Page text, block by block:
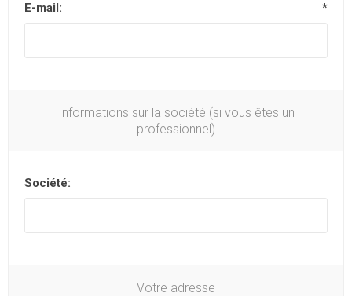
E-mail: *
Informations sur la société (si vous êtes un
professionnel)
Société:
Votre adresse